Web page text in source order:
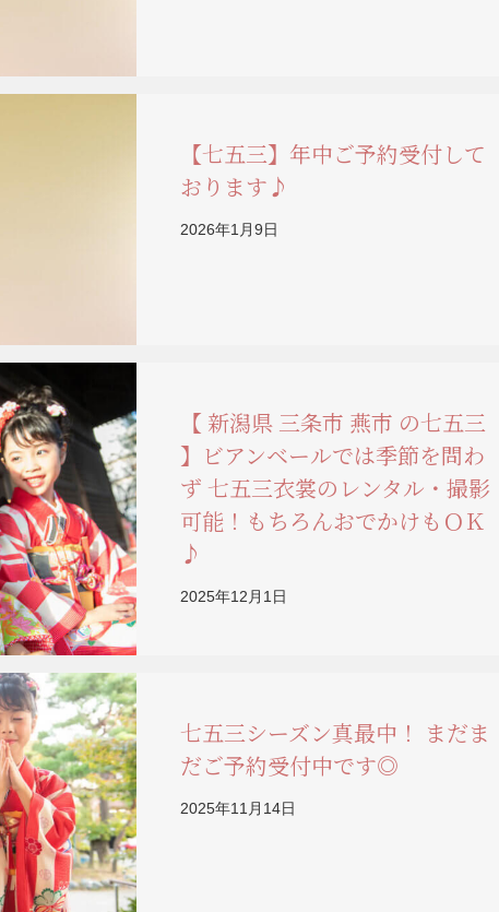
【七五三】年中ご予約受付して
おります♪
2026年1月9日
【 新潟県 三条市 燕市 の七五三
】ビアンベールでは季節を問わ
ず 七五三衣裳のレンタル・撮影
可能！もちろんおでかけもＯＫ
♪
2025年12月1日
七五三シーズン真最中！ まだま
だご予約受付中です◎
2025年11月14日